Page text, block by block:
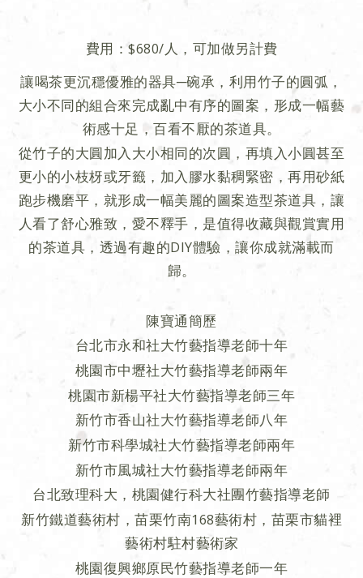
費用：$680/人，可加做另計費
讓喝茶更沉穩優雅的器具─碗承，利用竹子的圓弧，
大小不同的組合來完成亂中有序的圖案，形成一幅藝
術感十足，百看不厭的茶道具。
從竹子的大圓加入大小相同的次圓，再填入小圓甚至
更小的小枝枒或牙籤，加入膠水黏稠緊密，再用砂紙
跑步機磨平，就形成一幅美麗的圖案造型茶道具，讓
人看了舒心雅致，愛不釋手，是值得收藏與觀賞實用
的茶道具，透過有趣的DIY體驗，讓你成就滿載而
歸。
陳寶通簡歷
台北市永和社大竹藝指導老師十年
桃園市中壢社大竹藝指導老師兩年
桃園市新楊平社大竹藝指導老師三年
新竹市香山社大竹藝指導老師八年
新竹市科學城社大竹藝指導老師兩年
新竹市風城社大竹藝指導老師兩年
台北致理科大，桃園健行科大社團竹藝指導老師
新竹鐵道藝術村，苗栗竹南168藝術村，苗栗市貓裡
藝術村駐村藝術家
桃園復興鄉原民竹藝指導老師一年